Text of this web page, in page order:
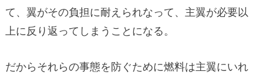
て、翼がその負担に耐えられなって、主翼が必要以
上に反り返ってしまうことになる。
だからそれらの事態を防ぐために燃料は主翼にいれ